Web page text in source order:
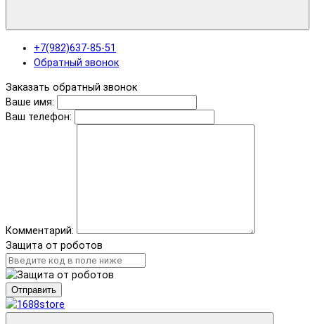
+7(982)637-85-51
Обратный звонок
Заказать обратный звонок
Ваше имя:
Ваш телефон:
Комментарий:
Защита от роботов
Отправить